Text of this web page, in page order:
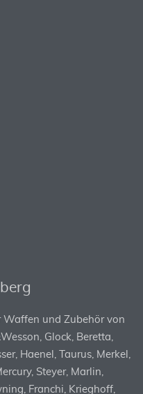
Waffen und Zubehör von
Glock, Beretta,
Haenel, Taurus, Merkel,
Steyer, Marlin,
Franchi, Krieghoff,